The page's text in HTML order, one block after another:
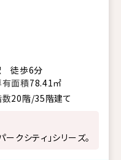
徒歩6分
有面積78.41㎡
数20階/35階建て
クシティ」シリーズ。